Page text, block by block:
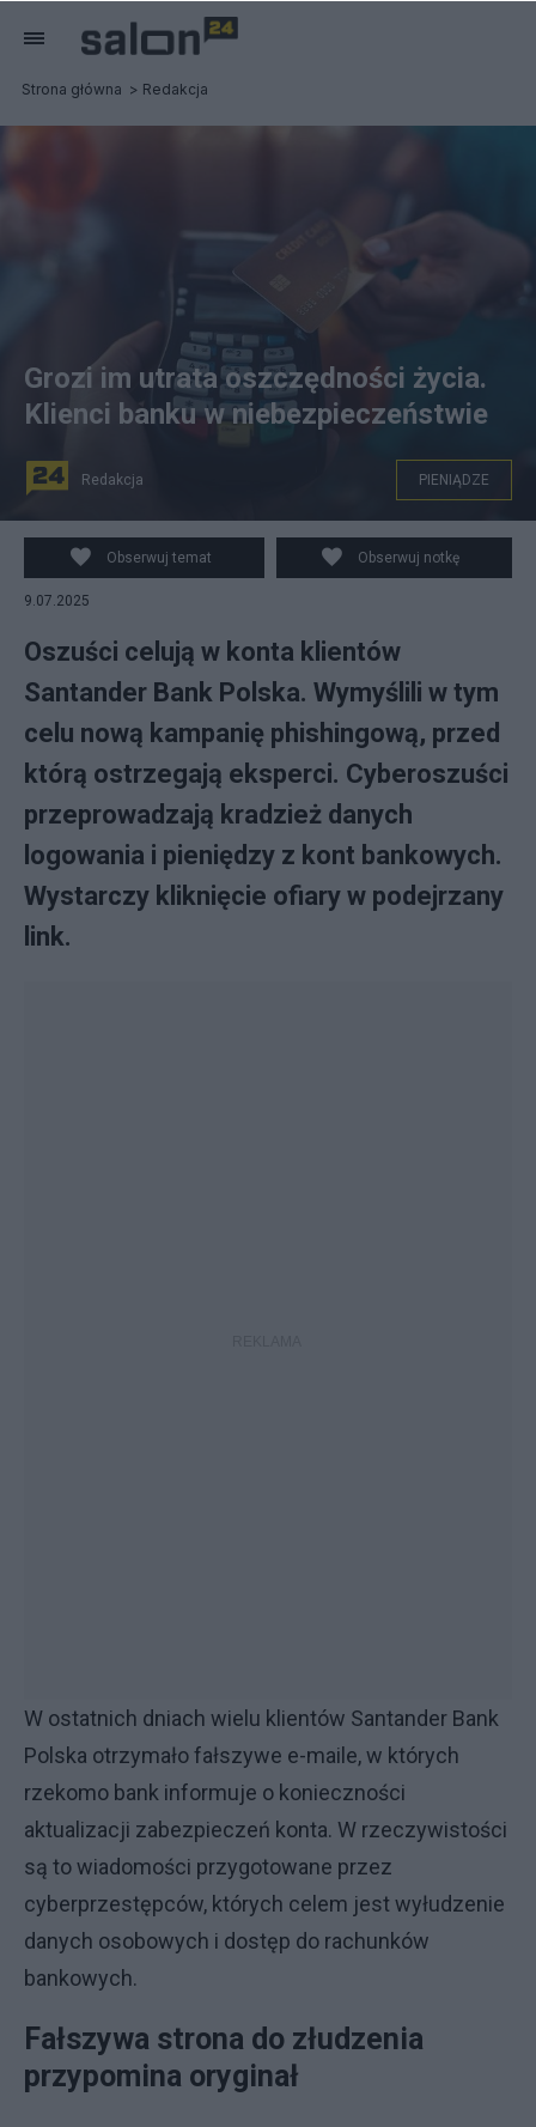
Strona główna Redakcja
Grozi im utrata oszczędności życia.
Klienci banku w niebezpieczeństwie
Redakcja PIENIĄDZE
Obserwuj temat Obserwuj notkę
9.07.2025
Oszuści celują w konta klientów
Santander Bank Polska. Wymyślili w tym
celu nową kampanię phishingową, przed
którą ostrzegają eksperci. Cyberoszuści
przeprowadzają kradzież danych
logowania i pieniędzy z kont bankowych.
Wystarczy kliknięcie ofiary w podejrzany
link.
W ostatnich dniach wielu klientów Santander Bank
Polska otrzymało fałszywe e-maile, w których
rzekomo bank informuje o konieczności
aktualizacji zabezpieczeń konta. W rzeczywistości
są to wiadomości przygotowane przez
cyberprzestępców, których celem jest wyłudzenie
danych osobowych i dostęp do rachunków
bankowych.
Fałszywa strona do złudzenia
przypomina oryginał